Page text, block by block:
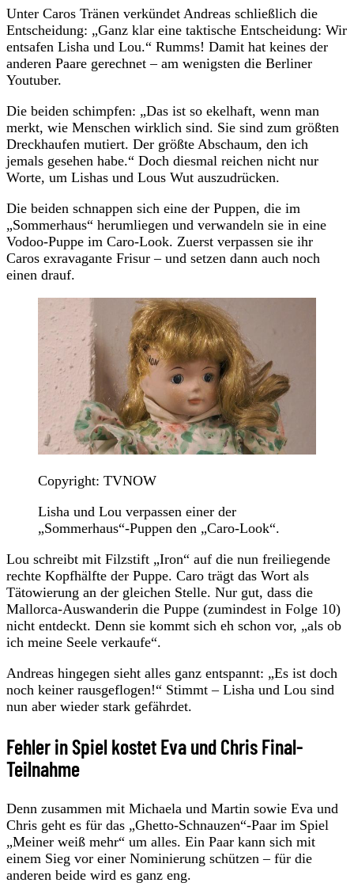
Unter Caros Tränen verkündet Andreas schließlich die
Entscheidung: „Ganz klar eine taktische Entscheidung: Wir
entsafen Lisha und Lou.“ Rumms! Damit hat keines der
anderen Paare gerechnet – am wenigsten die Berliner
Youtuber.
Die beiden schimpfen: „Das ist so ekelhaft, wenn man
merkt, wie Menschen wirklich sind. Sie sind zum größten
Dreckhaufen mutiert. Der größte Abschaum, den ich
jemals gesehen habe.“ Doch diesmal reichen nicht nur
Worte, um Lishas und Lous Wut auszudrücken.
Die beiden schnappen sich eine der Puppen, die im
„Sommerhaus“ herumliegen und verwandeln sie in eine
Vodoo-Puppe im Caro-Look. Zuerst verpassen sie ihr
Caros exravagante Frisur – und setzen dann auch noch
einen drauf.
Copyright: TVNOW
Lisha und Lou verpassen einer der
„Sommerhaus“-Puppen den „Caro-Look“.
Lou schreibt mit Filzstift „Iron“ auf die nun freiliegende
rechte Kopfhälfte der Puppe. Caro trägt das Wort als
Tätowierung an der gleichen Stelle. Nur gut, dass die
Mallorca-Auswanderin die Puppe (zumindest in Folge 10)
nicht entdeckt. Denn sie kommt sich eh schon vor, „als ob
ich meine Seele verkaufe“.
Andreas hingegen sieht alles ganz entspannt: „Es ist doch
noch keiner rausgeflogen!“ Stimmt – Lisha und Lou sind
nun aber wieder stark gefährdet.
Fehler in Spiel kostet Eva und Chris Final-
Teilnahme
Denn zusammen mit Michaela und Martin sowie Eva und
Chris geht es für das „Ghetto-Schnauzen“-Paar im Spiel
„Meiner weiß mehr“ um alles. Ein Paar kann sich mit
einem Sieg vor einer Nominierung schützen – für die
anderen beide wird es ganz eng.